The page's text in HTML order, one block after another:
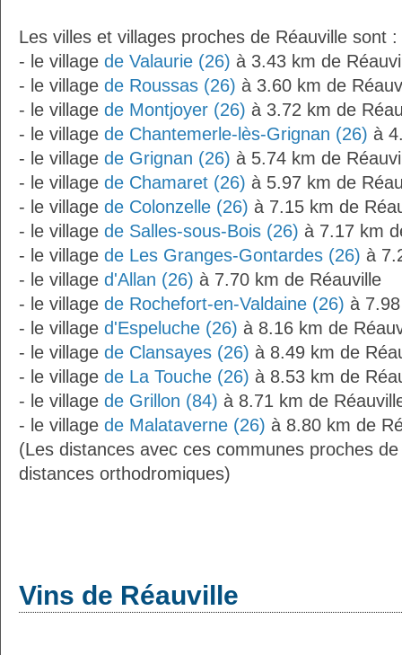
Les villes et villages proches de Réauville sont :
- le village de Valaurie (26) à 3.43 km de
- le village de Roussas (26) à 3.60 km de
- le village de Montjoyer (26) à 3.72 km de
- le village de Chantemerle-lès-Grignan (26) à
- le village de Grignan (26) à 5.74 km de
- le village de Chamaret (26) à 5.97 km de
- le village de Colonzelle (26) à 7.15 km de
- le village de Salles-sous-Bois (26) à 7.17 km
- le village de Les Granges-Gontardes (26) à
- le village d'Allan (26) à 7.70 km de Réauville
- le village de Rochefort-en-Valdaine (26) à
- le village d'Espeluche (26) à 8.16 km de
- le village de Clansayes (26) à 8.49 km de
- le village de La Touche (26) à 8.53 km de
- le village de Grillon (84) à 8.71 km de
- le village de Malataverne (26) à 8.80 km de
(Les distances avec ces communes proches
distances orthodromiques)
Vins de Réauville